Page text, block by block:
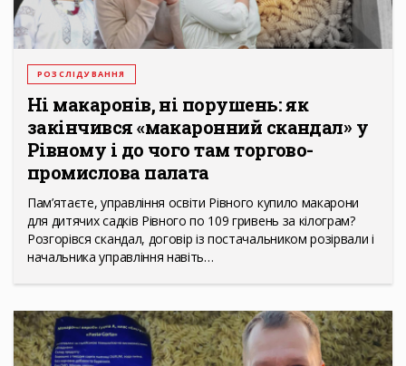
РОЗСЛІДУВАННЯ
Ні макаронів, ні порушень: як
закінчився «макаронний скандал» у
Рівному і до чого там торгово-
промислова палата
Пам’ятаєте, управління освіти Рівного купило макарони
для дитячих садків Рівного по 109 гривень за кілограм?
Розгорівся скандал, договір із постачальником розірвали і
начальника управління навіть…